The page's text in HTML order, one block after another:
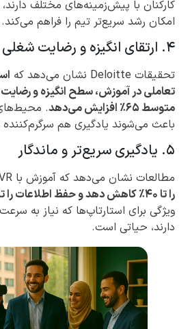
کارکنان با پیش‌زمینه‌های مختلف
امکان رشد سریع‌تر تیم را فراهم می‌کند.
۴. ارتقای انگیزه و رضایت شغلی
تحقیقات Deloitte نشان می‌دهد که
تعاملی در آموزش، سطح انگیزه و رضایت
متوسط ۶۵٪ افزایش می‌دهد
.
باعث می‌شوند یادگیری هم
۵. یادگیری سریع‌تر و ماندگار
مطالعات نشان می‌دهد که آموزش با VR می‌تواند
را تا ۴۰٪ کاهش دهد و حفظ اطلاعات را تا ۷۰٪ افزایش دهد
ویژگی برای استارتاپ‌ها که نیاز به
دارند، حیاتی است.